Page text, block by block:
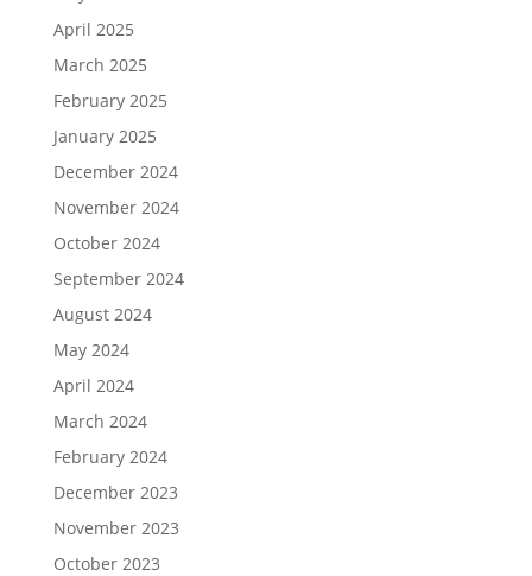
April 2025
March 2025
February 2025
January 2025
December 2024
November 2024
October 2024
September 2024
August 2024
May 2024
April 2024
March 2024
February 2024
December 2023
November 2023
October 2023